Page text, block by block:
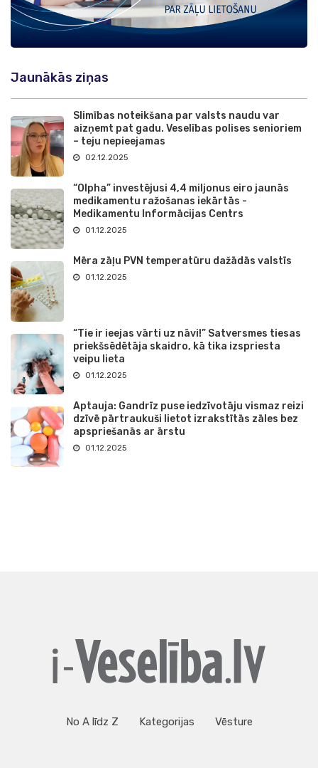
Jaunākās ziņas
Slimības noteikšana par valsts naudu var
aizņemt pat gadu. Veselības polises senioriem
– teju nepieejamas
02.12.2025
“Olpha” investējusi 4,4 miljonus eiro jaunās
medikamentu ražošanas iekārtās -
Medikamentu Informācijas Centrs
01.12.2025
Mēra zāļu PVN temperatūru dažādās valstīs
01.12.2025
“Tie ir ieejas vārti uz nāvi!” Satversmes tiesas
priekšsēdētāja skaidro, kā tika izspriesta
veipu lieta
01.12.2025
Aptauja: Gandrīz puse iedzīvotāju vismaz reizi
dzīvē pārtraukuši lietot izrakstītās zāles bez
apspriešanās ar ārstu
01.12.2025
No A līdz Z Kategorijas Vēsture